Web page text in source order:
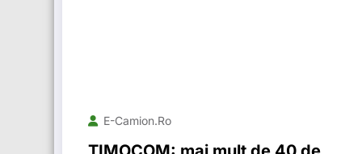
E-Camion.ro